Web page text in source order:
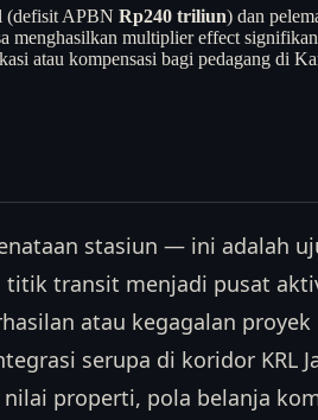
(defisit APBN Rp240 triliun) dan
menghasilkan multiplier effect
atau kompensasi bagi pedagang di
stasiun — ini adalah
transit menjadi pusat
atau kegagalan
serupa di koridor KRL
properti, pola belanja